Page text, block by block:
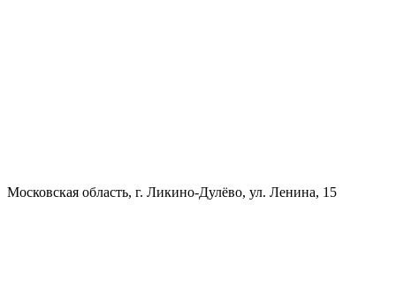
Московская область, г. Ликино-Дулёво, ул. Ленина, 15